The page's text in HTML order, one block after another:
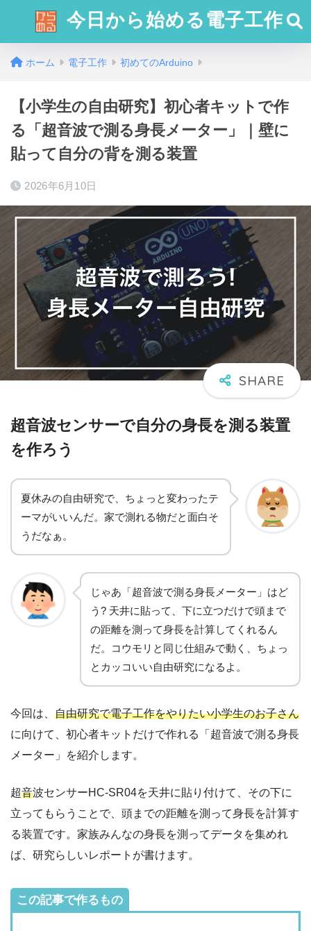
今日から始める電子工作
ホーム 電子工作 初めてのArduino
【小学生の自由研究】初心者キットで作
る「超音波で測る身長メーター」｜壁に
貼って自分の背を測る装置
2026年6月10日
超音波センサーで自分の身長を測る装置
を作ろう
夏休みの自由研究で、ちょっと変わったテ
ーマがいいんだ。家で測れる物だと面白そ
うだなぁ。
じゃあ「超音波で測る身長メーター」はど
う? 天井に貼って、下に立つだけで頭まで
の距離を測って身長を計算してくれるん
だ。コウモリと同じ仕組みで動く、ちょっ
とカッコいい自由研究になるよ。
今回は、 自由研究で電子工作をやりたい小学生のお子さん
に向けて、初心者キットだけで作れる「超音波で測る身長
メーター」を紹介します。
超音波センサーHC-SR04を天井に貼り付けて、その下に
立ってもらうことで、頭までの距離を測って身長を計算す
る装置です。家族みんなの身長を測ってデータを集めれ
ば、研究らしいレポートが書けます。
この記事で作るもの